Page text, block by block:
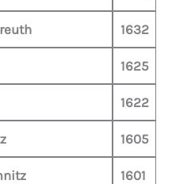
1632
1625
1622
1605
1601